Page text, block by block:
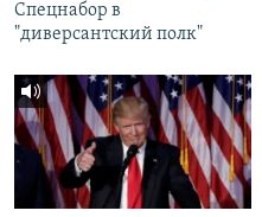
Спецнабор в
"диверсантский полк"